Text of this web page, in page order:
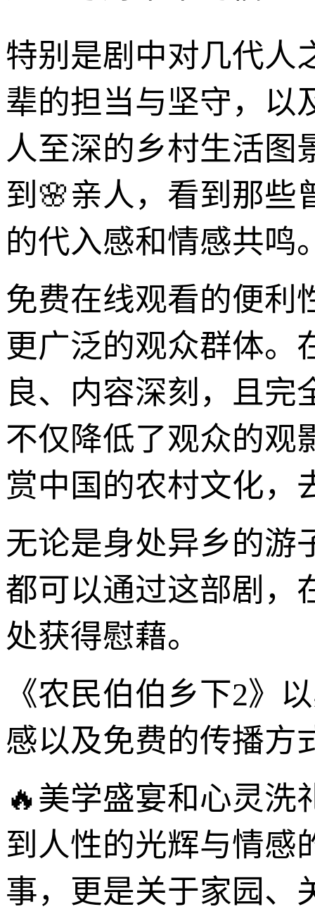
特别是剧中对几代人
辈的担当与坚守，以
人至深的乡村生活图
到🌸亲人，看到那些
的代入感和情感共鸣
免费在线观看的便利
更广泛的观众群体。
良、内容深刻，且完
不仅降低了观众的观
赏中国的农村文化，
无论是身处异乡的游
都可以通过这部剧，
处获得慰藉。
《农民伯伯乡下2》
感以及免费的传播方
🔥美学盛宴和心灵洗
到人性的光辉与情感
事，更是关于家园、